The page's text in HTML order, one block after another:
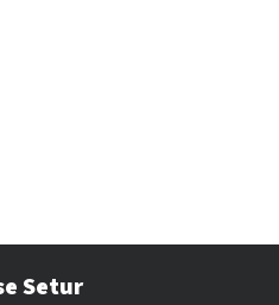
Setur